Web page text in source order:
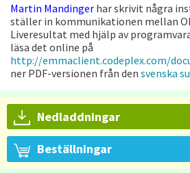
Martin Mandinger har skrivit några
ställer in kommunikationen mellan
Liveresultat med hjälp av
läsa det online på
http://emmaclient.codeplex.com/
ner PDF-versionen från den svenska
Nedladdningar
Beställningar